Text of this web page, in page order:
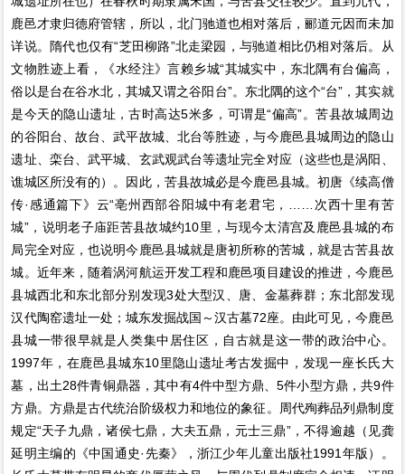
鹿邑才隶归德府管辖，所以，北门驰道也相对落后，郦道元因而未加
详说。隋代也仅有“芝田柳路”北走梁园，与驰道相比仍相对落后。从
文物胜迹上看，《水经注》言赖乡城“其城实中，东北隅有台偏高，
俗以是台在谷水北，其城又谓之谷阳台”。东北隅的这个“台”，其实就
是今天的隐山遗址，古时高达5米多，可谓是“偏高”。苦县故城周边
的谷阳台、故台、武平故城、北台等胜迹，与今鹿邑县城周边的隐山
遗址、栾台、武平城、玄武观武台等遗址完全对应（这些也是涡阳、
谯城区所没有的）。因此，苦县故城必是今鹿邑县城。初唐《续高僧
传·感通篇下》云“亳州西部谷阳城中有老君宅，……次西十里有苦
城”，说明老子庙距苦县故城约10里，与现今太清宫及鹿邑县城的布
局完全对应，也说明今鹿邑县城就是唐初所称的苦城，就是古苦县故
城。近年来，随着涡河航运开发工程和鹿邑项目建设的推进，今鹿邑
县城西北和东北部分别发现3处大型汉、唐、金墓葬群；东北部发现
汉代陶窑遗址一处；城东发掘战国～汉古墓72座。由此可见，今鹿邑
县城一带很早就是人类集中居住区，自古就是这一带的政治中心。
1997年，在鹿邑县城东10里隐山遗址考古发掘中，发现一座长氏大
墓，出土28件青铜鼎器，其中有4件中型方鼎、5件小型方鼎，共9件
方鼎。方鼎是古代统治阶级权力和地位的象征。周代殉葬品列鼎制度
规定“天子九鼎，诸侯七鼎，大夫五鼎，元士三鼎”，不得逾越（见龚
延明主编的《中国通史·先秦》，浙江少年儿童出版社1991年版）。